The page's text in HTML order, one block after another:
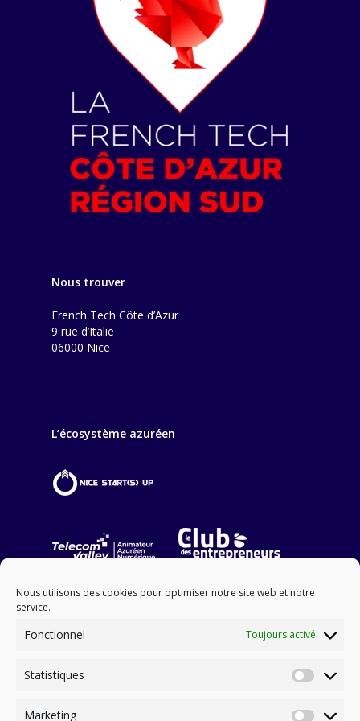
Nous utilisons des cookies pour optimiser notre site web et notre
service.
Fonctionnel Toujours activé
Statistiques
Marketing
Nous trouver
French Tech Côte d’Azur
9 rue d’Italie
06000 Nice
L’écosystème azuréen
NOS PARTENAIRES FINANCIERS